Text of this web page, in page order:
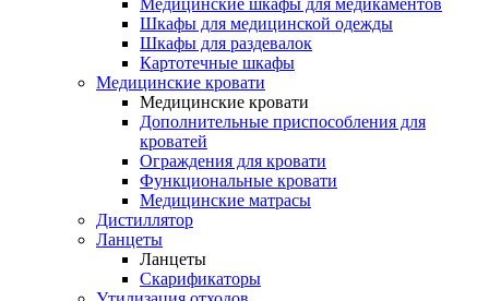
Медицинские шкафы для медикаментов
Шкафы для медицинской одежды
Шкафы для раздевалок
Картотечные шкафы
Медицинские кровати
Медицинские кровати
Дополнительные приспособления для
кроватей
Ограждения для кровати
Функциональные кровати
Медицинские матрасы
Дистиллятор
Ланцеты
Ланцеты
Скарификаторы